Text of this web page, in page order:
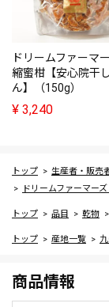
ドリームファーマ
縮蜜柑【安心院干
ん】（150g）
¥ 3,240
トップ 生産者・販売
ドリームファーマー
トップ 品目 乾物
トップ 産地一覧
商品情報